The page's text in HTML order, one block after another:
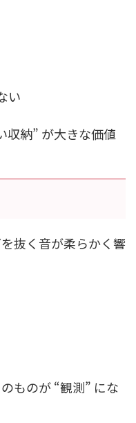
い
収納” が大きな価値
抜く音が柔らかく響
ものが “観測” にな